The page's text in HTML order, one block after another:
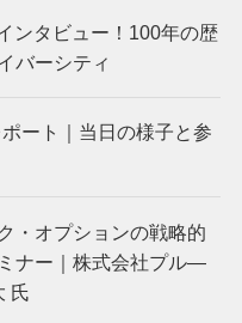
ンタビュー！100年の歴
バーシティ
ート｜当日の様子と参
・オプションの戦略的
ナー｜株式会社プル―
氏